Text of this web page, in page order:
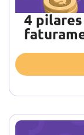
4